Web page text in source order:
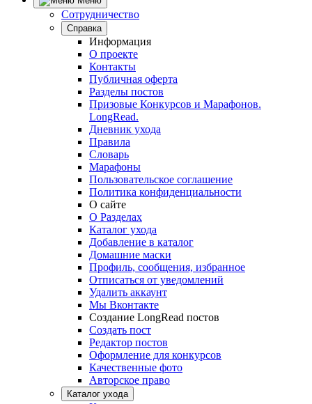
Сотрудничество
Справка
Информация
О проекте
Контакты
Публичная оферта
Разделы постов
Призовые Конкурсов и Марафонов.
LongRead.
Дневник ухода
Правила
Словарь
Марафоны
Пользовательское соглашение
Политика конфиденциальности
О сайте
О Разделах
Каталог ухода
Добавление в каталог
Домашние маски
Профиль, сообщения, избранное
Отписаться от уведомлений
Удалить аккаунт
Мы Вконтакте
Создание LongRead постов
Создать пост
Редактор постов
Оформление для конкурсов
Качественные фото
Авторское право
Каталог ухода